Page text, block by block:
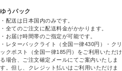
ゆうパック
・配送は日本国内のみです。
・全てのご注文に配送料金がかかります。
・お届け時間帯のご指定が可能です。
・レターパックライト（全国一律430円）・クリ
ックポスト（全国一律185円）をご利用いただけ
る場合、ご注文確定メールにてご案内いたしま
す。但し、クレジット払いはご利用いただけま